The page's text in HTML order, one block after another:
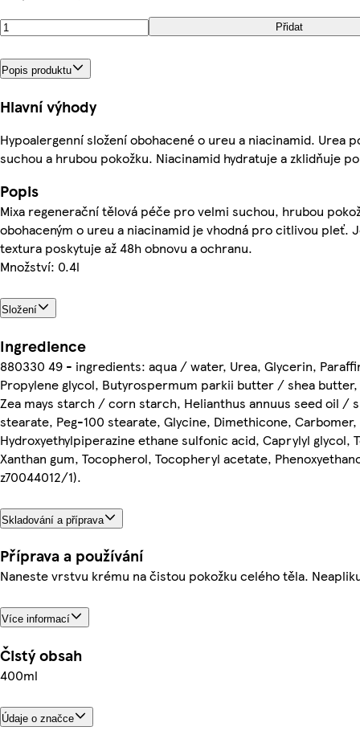
Přidat
Popis produktu
Hlavní výhody
Hypoalergenní složení obohacené o ureu a niacinamid. Urea
suchou a hrubou pokožku. Niacinamid hydratuje a zklidňuje
Popis
Mixa regenerační tělová péče pro velmi suchou, hrubou
obohaceným o ureu a niacinamid je vhodná pro citlivou pleť.
textura poskytuje až 48h obnovu a ochranu.
Množství: 0.4l
Složení
Ingredience
880330 49 - ingredients: aqua / water, Urea, Glycerin,
Propylene glycol, Butyrospermum parkii butter / shea
Zea mays starch / corn starch, Helianthus annuus seed oil /
stearate, Peg-100 stearate, Glycine, Dimethicone,
Hydroxyethylpiperazine ethane sulfonic acid, Caprylyl glycol,
Xanthan gum, Tocopherol, Tocopheryl acetate,
z70044012/1).
Skladování a příprava
Příprava a používání
Naneste vrstvu krému na čistou pokožku celého těla.
Více informací
Čistý obsah
400ml
Údaje o značce